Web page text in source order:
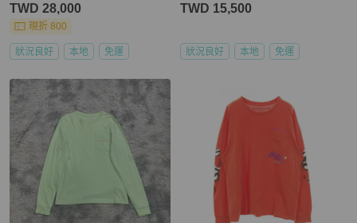
TWD 28,000
現折 800
狀況良好 本地 免運
TWD 15,500
狀況良好 本地 免運